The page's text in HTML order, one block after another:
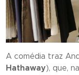
A comédia traz
Hathaway), que,